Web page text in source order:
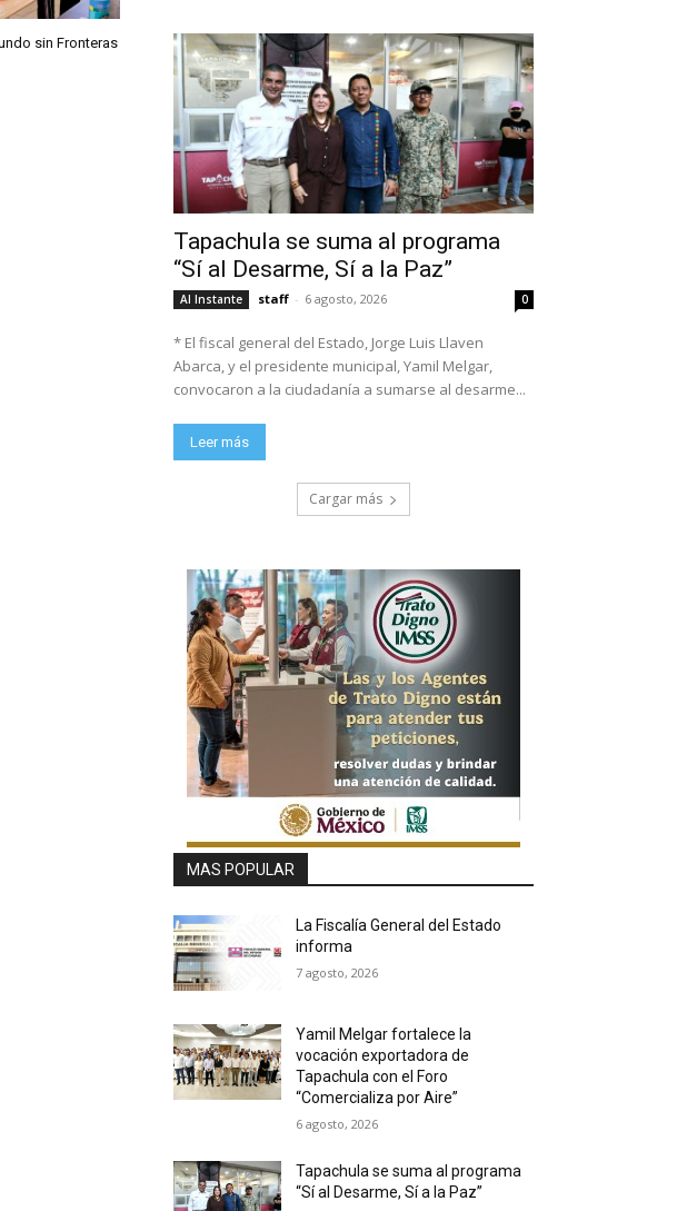
sin Fronteras
Tapachula se suma al programa
“Sí al Desarme, Sí a la Paz”
Al Instante staff - 6 agosto, 2026 0
* El fiscal general del Estado, Jorge Luis Llaven
Abarca, y el presidente municipal, Yamil Melgar,
convocaron a la ciudadanía a sumarse al desarme...
Leer más
Cargar más
MAS POPULAR
La Fiscalía General del Estado
informa
7 agosto, 2026
Yamil Melgar fortalece la
vocación exportadora de
Tapachula con el Foro
“Comercializa por Aire”
6 agosto, 2026
Tapachula se suma al programa
“Sí al Desarme, Sí a la Paz”